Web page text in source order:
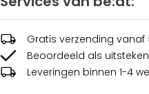
In
Gratis verzending vanaf
Beoordeeld als
Leveringen binnen 1-4